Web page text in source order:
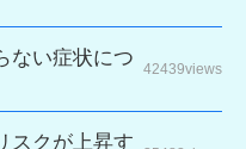
ない症状につ
42439views
スクが上昇す